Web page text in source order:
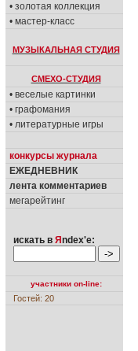
• золотая коллекция
• мастер-класс
МУЗЫКАЛЬНАЯ СТУДИЯ
СМЕХО-СТУДИЯ
• веселые картинки
• графомания
• литературные игры
конкурсы журнала
ЕЖЕДНЕВНИК
лента комментариев
мегарейтинг
искать в Я ndex'е:
участники on-line:
Гостей: 20